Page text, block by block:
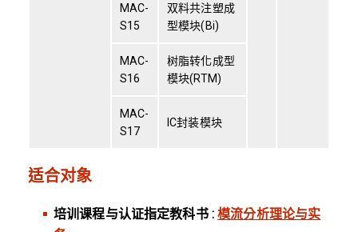
MAC-
S15
双料共注塑成
型模块(Bi)
MAC-
S16
树脂转化成型
模块(RTM)
MAC-
S17
IC封装模块
适合对象
培训课程与认证指定教科书 :模流分析理论与实